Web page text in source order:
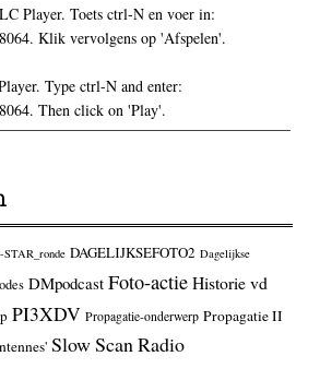
Player. Toets ctrl-N en voer in:
Klik vervolgens op 'Afspelen'.
Type ctrl-N and enter:
Then click on 'Play'.
STAR_ronde DAGELIJKSEFOTO2 Dagelijkse
DMpodcast Foto-actieHistorie vd
PI3XDV Propagatie-onderwerp Propagatie II
Slow Scan Radio